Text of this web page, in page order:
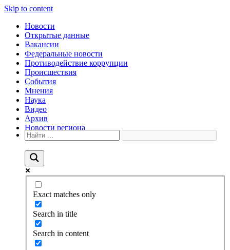
Skip to content
Новости
Открытые данные
Вакансии
Федеральные новости
Противодействие коррупции
Происшествия
События
Мнения
Наука
Видео
Архив
Новости региона
Exact matches only
Search in title
Search in content